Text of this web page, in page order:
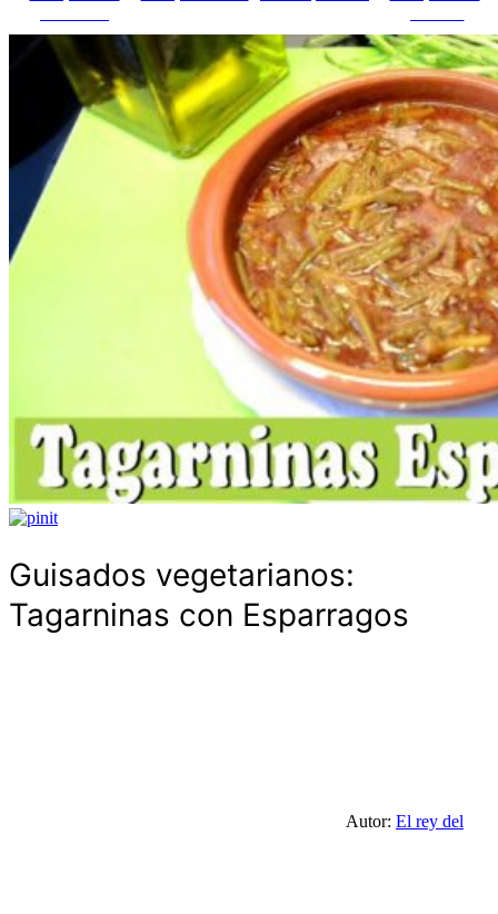
Guisados vegetarianos:
Tagarninas con Esparragos
Autor: El rey del